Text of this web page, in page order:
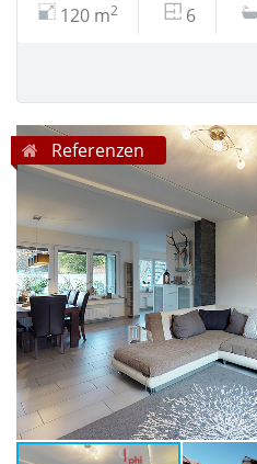
120 m2 6
Referenzen